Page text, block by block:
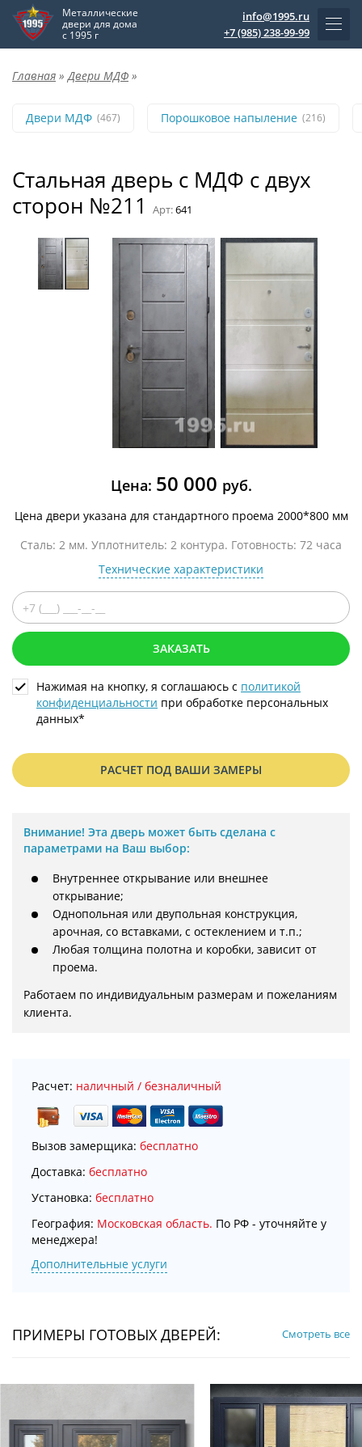
Металлические
двери для дома
с 1995 г
info@1995.ru
+7 (985) 238-99-99
Главная » Двери МДФ »
Двери МДФ (467) Порошковое напыление (216)
Стальная дверь с МДФ с двух
сторон №211
Арт:641
Цена: 50 000 руб.
Цена двери указана для стандартного проема 2000*800 мм
Сталь: 2 мм. Уплотнитель: 2 контура. Готовность: 72 часа
Технические характеристики
ЗАКАЗАТЬ
Нажимая на кнопку, я соглашаюсь с политикой
конфиденциальности при обработке персональных
данных*
РАСЧЕТ ПОД ВАШИ ЗАМЕРЫ
Внимание! Эта дверь может быть сделана с
параметрами на Ваш выбор:
Внутреннее открывание или внешнее
открывание;
Однопольная или двупольная конструкция,
арочная, со вставками, с остеклением и т.п.;
Любая толщина полотна и коробки, зависит от
проема.
Работаем по индивидуальным размерам и пожеланиям
клиента.
Расчет: наличный / безналичный
Вызов замерщика: бесплатно
Доставка: бесплатно
Установка: бесплатно
География: Московская область. По РФ - уточняйте у
менеджера!
Дополнительные услуги
ПРИМЕРЫ ГОТОВЫХ ДВЕРЕЙ: Смотреть все